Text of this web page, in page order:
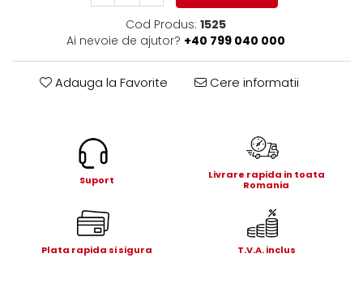
hidraulice
Bolturi, role si bucse
Cod Produs: 1525
Ai nevoie de ajutor? +40 799 040 000
Adauga la Favorite Cere informatii
Suport
Livrare rapida in toata
Romania
Plata rapida si sigura T.V.A. inclus